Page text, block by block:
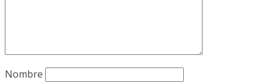
Nombre